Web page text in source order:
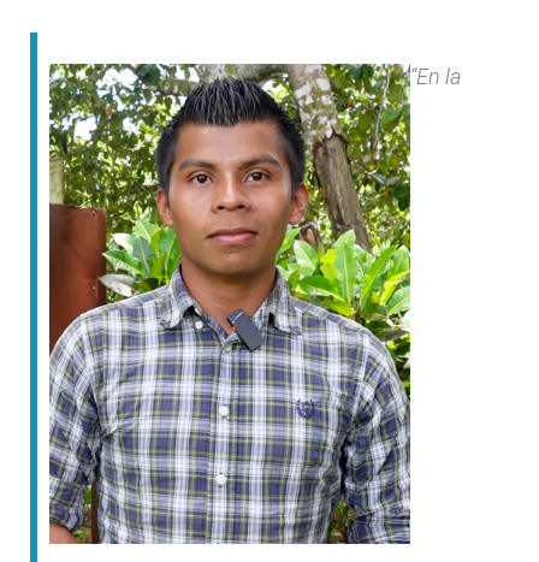
“En la